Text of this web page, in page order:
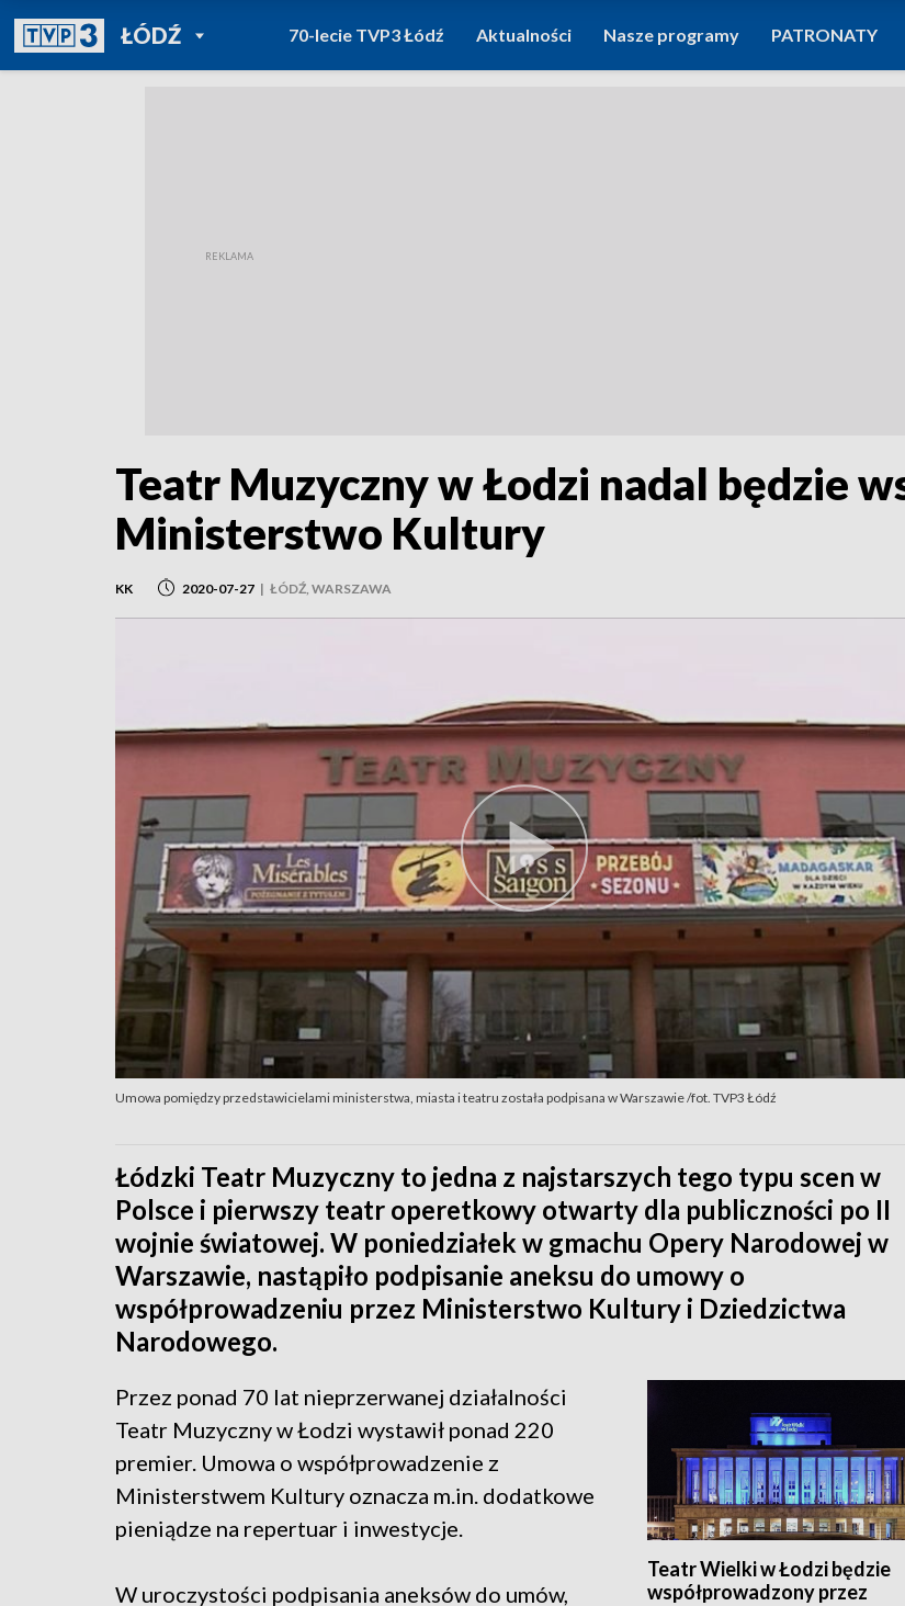
ŁÓDŹPOWRÓT DO
TVP REGIONY
70-lecie TVP3 Łódź Aktualności Nasze programy PATRONATY
Teatr Muzyczny w Łodzi nadal będzie
Ministerstwo Kultury
KK 2020-07-27 | ŁÓDŹ, WARSZAWA
Umowa pomiędzy przedstawicielami ministerstwa, miasta i teatru została podpisana w Warszawie /fot. TVP3 Łódź
Łódzki Teatr Muzyczny to jedna z najstarszych tego typu scen w
Polsce i pierwszy teatr operetkowy otwarty dla publiczności po II
wojnie światowej. W poniedziałek w gmachu Opery Narodowej w
Warszawie, nastąpiło podpisanie aneksu do umowy o
współprowadzeniu przez Ministerstwo Kultury i Dziedzictwa
Narodowego.
Teatr Wielki w Łodzi będzie
współprowadzony przez
Przez ponad 70 lat nieprzerwanej działalności
Teatr Muzyczny w Łodzi wystawił ponad 220
premier. Umowa o współprowadzenie z
Ministerstwem Kultury oznacza m.in. dodatkowe
pieniądze na repertuar i inwestycje.
W uroczystości podpisania aneksów do umów,